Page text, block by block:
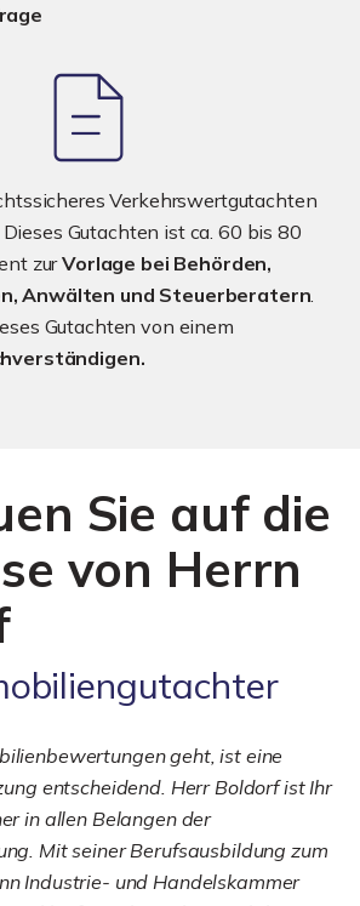
Verkehrswertgutachten
Gutachten ist ca. 60 bis 80
zurVorlage bei Behörden,
Anwälten und Steuerberatern
Gutachten von einem
Sie auf die
von Herrn
geht, ist eine
entscheidend. Herr Boldorf ist Ihr
in allen Belangen der
Mit seiner Berufsausbildung zum
Industrie- und Handelskammer